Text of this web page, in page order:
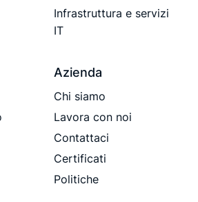
Infrastruttura e servizi
IT
Azienda
Chi siamo
Lavora con noi
Contattaci
Certificati
Politiche